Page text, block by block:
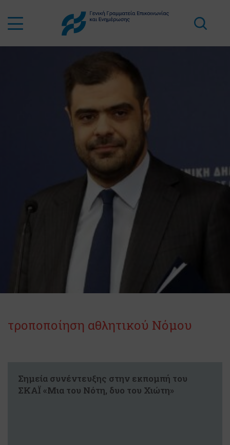
τροποποίηση αθλητικού Νόμου
Σημεία συνέντευξης στην εκπομπή του
ΣΚΑΪ «Μια του Νότη, δυο του Χιώτη»